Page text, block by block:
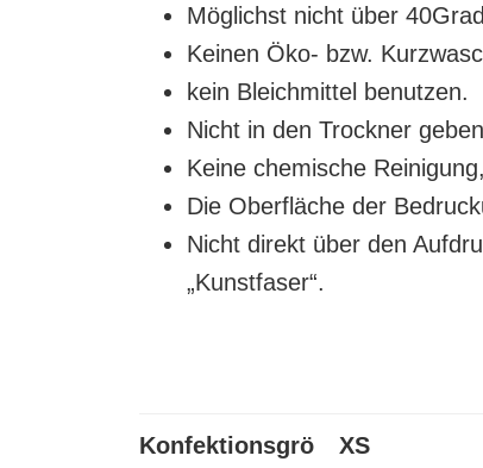
Möglichst nicht über
Keinen Öko- bzw.
kein Bleichmittel benutzen.
Nicht in den Trockner
Keine chemische
Die Oberfläche der
Nicht direkt über den
„Kunstfaser“.
Konfektionsgrö
XS